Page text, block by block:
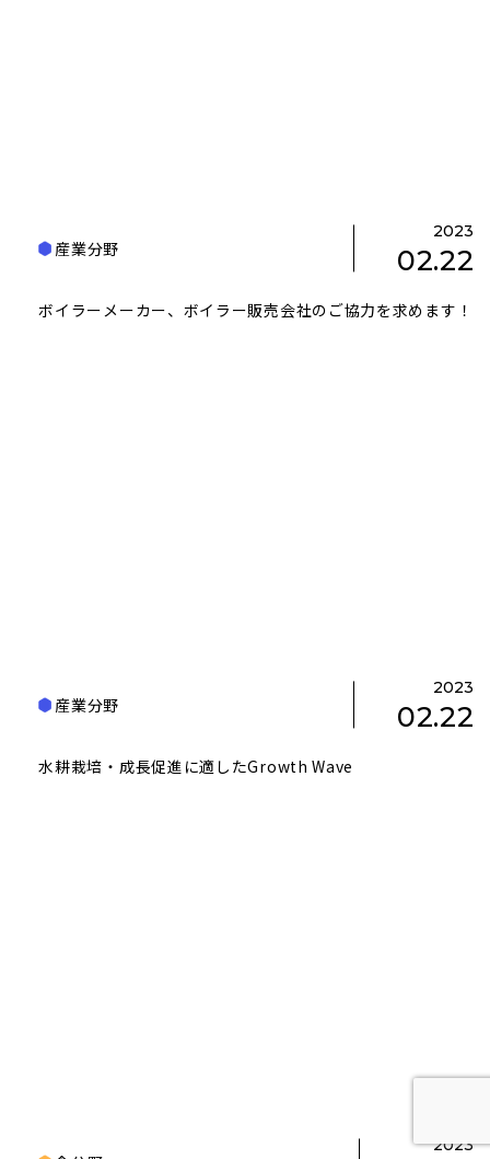
産業分野
2023
02.22
ボイラーメーカー、ボイラー販売会社のご協力を求めます！
産業分野
2023
02.22
水耕栽培・成長促進に適したGrowth Wave
2023